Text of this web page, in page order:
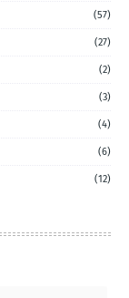
(57)
(27)
(2)
(3)
(4)
(6)
(12)